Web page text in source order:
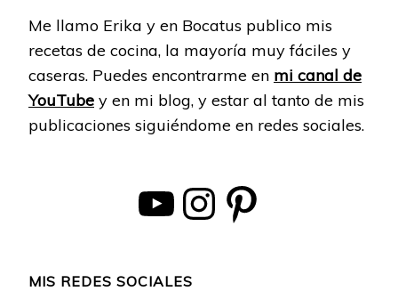
Me llamo Erika y en Bocatus publico mis
recetas de cocina, la mayoría muy fáciles y
caseras. Puedes encontrarme en mi canal de
YouTube y en mi blog, y estar al tanto de mis
publicaciones siguiéndome en redes sociales.
YouTube Instagram Pinterest
MIS REDES SOCIALES